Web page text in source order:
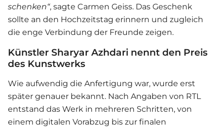
schenken“, sagte Carmen Geiss. Das Geschenk
sollte an den Hochzeitstag erinnern und zugleich
die enge Verbindung der Freunde zeigen.
Künstler Sharyar Azhdari nennt den Preis
des Kunstwerks
Wie aufwendig die Anfertigung war, wurde erst
später genauer bekannt. Nach Angaben von RTL
entstand das Werk in mehreren Schritten, von
einem digitalen Vorabzug bis zur finalen